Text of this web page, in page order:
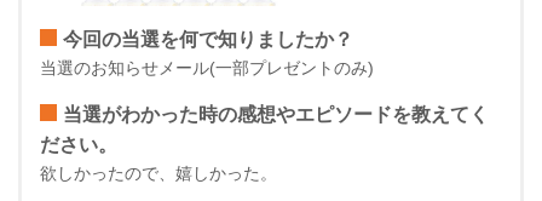
今回の当選を何で知りましたか？
当選のお知らせメール(一部プレゼントのみ)
当選がわかった時の感想やエピソードを教えてく
ださい。
欲しかったので、嬉しかった。